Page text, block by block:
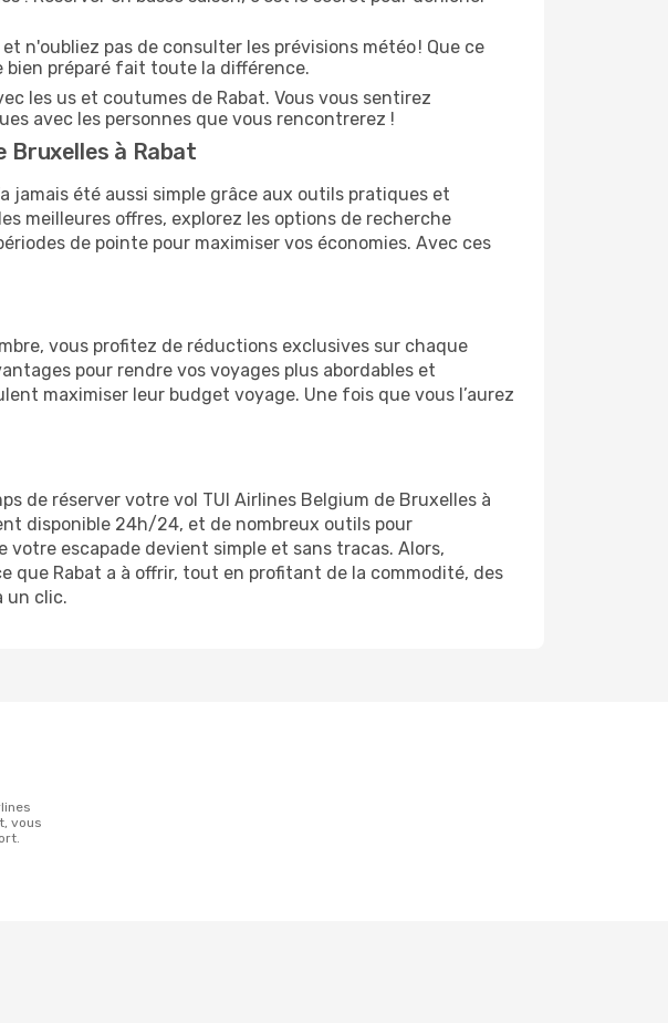
n'oubliez pas de consulter les prévisions météo ! Que ce
bien préparé fait toute la différence.
les us et coutumes de Rabat. Vous vous sentirez
avec les personnes que vous rencontrerez !
Bruxelles à Rabat
jamais été aussi simple grâce aux outils pratiques et
meilleures offres, explorez les options de recherche
de pointe pour maximiser vos économies. Avec ces
vous profitez de réductions exclusives sur chaque
pour rendre vos voyages plus abordables et
maximiser leur budget voyage. Une fois que vous l’aurez
de réserver votre vol TUI Airlines Belgium de Bruxelles à
disponible 24h/24, et de nombreux outils pour
votre escapade devient simple et sans tracas. Alors,
que Rabat a à offrir, tout en profitant de la commodité, des
un clic.
vous